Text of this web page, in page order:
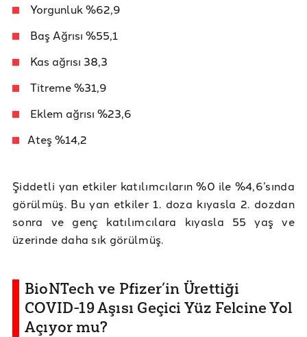
Yorgunluk %62,9
Baş Ağrısı %55,1
Kas ağrısı 38,3
Titreme %31,9
Eklem ağrısı %23,6
Ateş %14,2
Şiddetli yan etkiler katılımcıların %0 ile %4,6’sında
görülmüş. Bu yan etkiler 1. doza kıyasla 2. dozdan
sonra ve genç katılımcılara kıyasla 55 yaş ve
üzerinde daha sık görülmüş.
BioNTech ve Pfizer’in Ürettiği
COVID-19 Aşısı Geçici Yüz Felcine Yol
Açıyor mu?